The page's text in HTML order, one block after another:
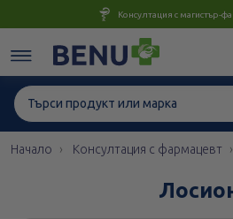
Консултация с магистър-
Начало Консултация с фармацевт